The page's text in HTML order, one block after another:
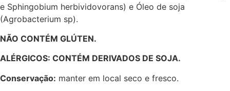
e Sphingobium herbividovorans) e Óleo de soja
(Agrobacterium sp).
NÃO CONTÉM GLÚTEN.
ALÉRGICOS: CONTÉM DERIVADOS DE SOJA.
Conservação: manter em local seco e fresco.